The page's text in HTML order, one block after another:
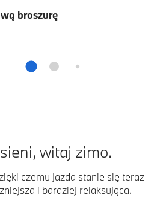
broszurę
witaj zimo.
czemu jazda stanie się teraz
i bardziej relaksująca.